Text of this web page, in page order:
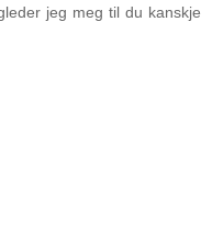
jeg meg til du kanskje